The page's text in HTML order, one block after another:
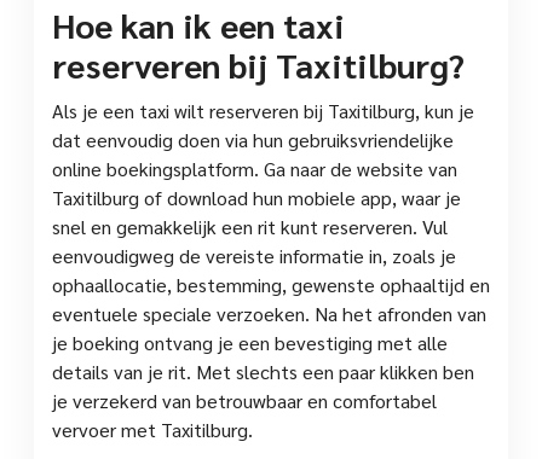
Hoe kan ik een taxi
reserveren bij Taxitilburg?
Als je een taxi wilt reserveren bij Taxitilburg, kun je
dat eenvoudig doen via hun gebruiksvriendelijke
online boekingsplatform. Ga naar de website van
Taxitilburg of download hun mobiele app, waar je
snel en gemakkelijk een rit kunt reserveren. Vul
eenvoudigweg de vereiste informatie in, zoals je
ophaallocatie, bestemming, gewenste ophaaltijd en
eventuele speciale verzoeken. Na het afronden van
je boeking ontvang je een bevestiging met alle
details van je rit. Met slechts een paar klikken ben
je verzekerd van betrouwbaar en comfortabel
vervoer met Taxitilburg.